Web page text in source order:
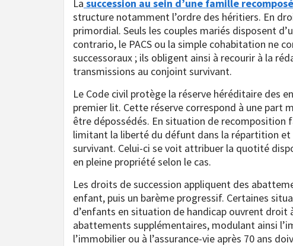
La succession au sein d’une famille
structure notamment l’ordre des héritiers. En
primordial. Seuls les couples mariés disposent
contrario, le PACS ou la simple cohabitation ne
successoraux ; ils obligent ainsi à recourir à la
transmissions au conjoint survivant.
Le Code civil protège la réserve héréditaire des
premier lit. Cette réserve correspond à une part
être dépossédés. En situation de
limitant la liberté du défunt dans la répartition
survivant. Celui-ci se voit attribuer la quotité
en pleine propriété selon le cas.
Les droits de succession appliquent des
enfant, puis un barème progressif. Certaines
d’enfants en situation de handicap ouvrent
abattements supplémentaires, modulant ainsi
l’immobilier ou à l’assurance-vie après 70 ans